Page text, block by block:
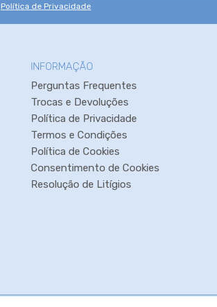
Política de Privacidade
INFORMAÇÃO
Perguntas Frequentes
Trocas e Devoluções
Política de Privacidade
Termos e Condições
Política de Cookies
Consentimento de Cookies
Resolução de Litígios